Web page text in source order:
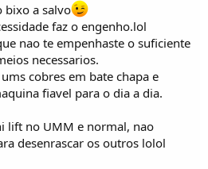
bixo a salvo
faz o engenho.lol
nao te empenhaste o suficiente
necessarios.
cobres em bate chapa e
fiavel para o dia a dia.
lift no UMM e normal, nao
desenrascar os outros lolol